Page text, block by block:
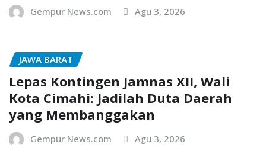
Gempur News.com Agu 3, 2026
JAWA BARAT
Lepas Kontingen Jamnas XII, Wali
Kota Cimahi: Jadilah Duta Daerah
yang Membanggakan
Gempur News.com Agu 3, 2026